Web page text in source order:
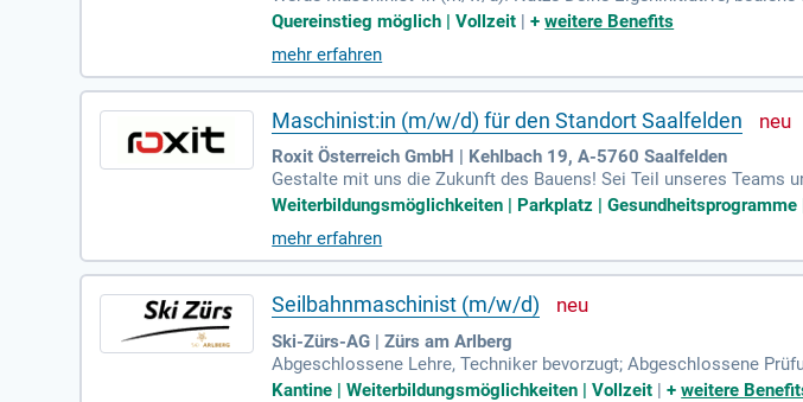
age entscheidend zu einem reibungslosen Betriebsablauf bei und
Quereinstieg möglich | Vollzeit |+weitere Benefits
mehr erfahren
Maschinist:in (m/w/d) für den Standort Saalfelden
Roxit Österreich GmbH | Kehlbach 19, A-5760 Saalfelden
Gestalte mit uns die Zukunft des Bauens! Sei Teil unseres
ur Herstellung innovativer Bau- und Betriebsstoffe. Gemeinsam
Weiterbildungsmöglichkeiten | Parkplatz |
mehr erfahren
Seilbahnmaschinist (m/w/d)
Ski-Zürs-AG | Zürs am Arlberg
Abgeschlossene Lehre, Techniker bevorzugt; Abgeschlossene
ganze Winter-Feeling; Motiviert und einsatzbereit – bei jedem
Kantine | Weiterbildungsmöglichkeiten | Vollzeit |+weitere